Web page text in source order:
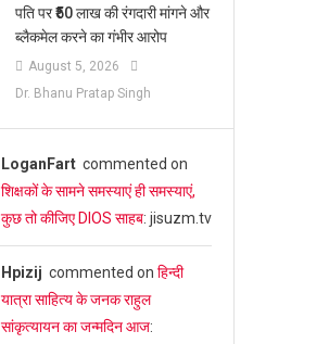
पति पर ₹50 लाख की रंगदारी मांगने और
ब्लैकमेल करने का गंभीर आरोप
August 5, 2026
Dr. Bhanu Pratap Singh
LoganFartcommented on
शिक्षकों के सामने समस्याएं ही समस्याएं,
कुछ तो कीजिए DIOS साहब: jisuzm.tv
Hpizij commented on हिन्दी
यात्रा साहित्य के जनक राहुल
सांकृत्यायन का जन्‍मदिन आज: